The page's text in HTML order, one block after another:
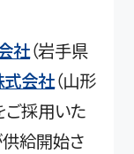
社（岩手県
式会社（山形
ご採用いた
供給開始さ